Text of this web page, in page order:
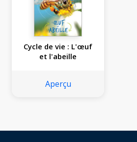
Cycle de vie : L'œuf
et l'abeille
Aperçu